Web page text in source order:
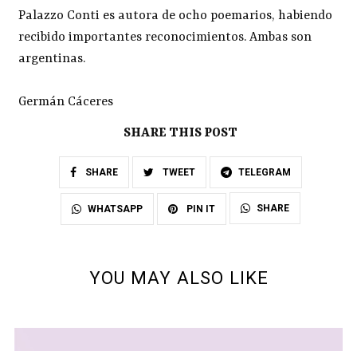
Palazzo Conti es autora de ocho poemarios, habiendo
recibido importantes reconocimientos. Ambas son
argentinas.
Germán Cáceres
SHARE THIS POST
SHARE TWEET TELEGRAM
WHATSAPP PIN IT SHARE
YOU MAY ALSO LIKE